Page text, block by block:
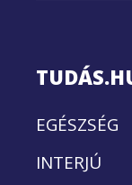
EGÉSZSÉG
INTERJÚ